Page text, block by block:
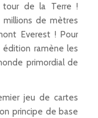
tour de la Terre !
de mètres
Everest ! Pour
édition ramène les
primordial de
jeu de cartes
principe de base